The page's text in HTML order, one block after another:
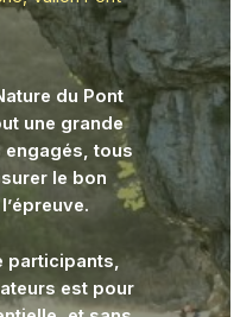
du Pont
une grande
engagés, tous
le bon
participants,
est pour